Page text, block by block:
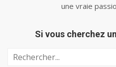
une vraie
Si vous cherchez